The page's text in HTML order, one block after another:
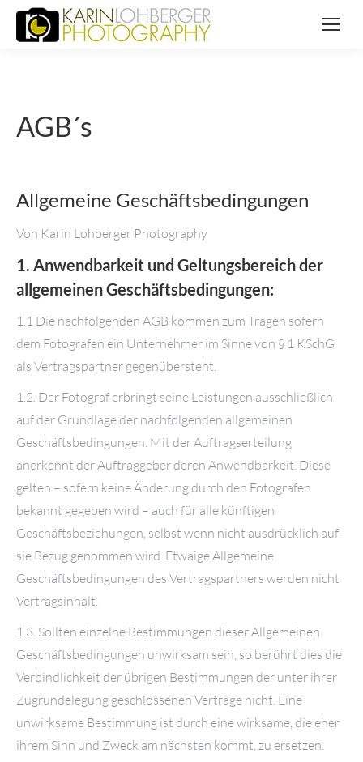
AGB´s
Allgemeine Geschäftsbedingungen
Von Karin Lohberger Photography
1. Anwendbarkeit und Geltungsbereich der
allgemeinen Geschäftsbedingungen:
1.1 Die nachfolgenden AGB kommen zum Tragen sofern
dem Fotografen ein Unternehmer im Sinne von § 1 KSchG
als Vertragspartner gegenübersteht.
1.2. Der Fotograf erbringt seine Leistungen ausschließlich
auf der Grundlage der nachfolgenden allgemeinen
Geschäftsbedingungen. Mit der Auftragserteilung
anerkennt der Auftraggeber deren Anwendbarkeit. Diese
gelten – sofern keine Änderung durch den Fotografen
bekannt gegeben wird – auch für alle künftigen
Geschäftsbeziehungen, selbst wenn nicht ausdrücklich auf
sie Bezug genommen wird. Etwaige Allgemeine
Geschäftsbedingungen des Vertragspartners werden nicht
Vertragsinhalt.
1.3. Sollten einzelne Bestimmungen dieser Allgemeinen
Geschäftsbedingungen unwirksam sein, so berührt dies die
Verbindlichkeit der übrigen Bestimmungen der unter ihrer
Zugrundelegung geschlossenen Verträge nicht. Eine
unwirksame Bestimmung ist durch eine wirksame, die eher
ihrem Sinn und Zweck am nächsten kommt, zu ersetzen.